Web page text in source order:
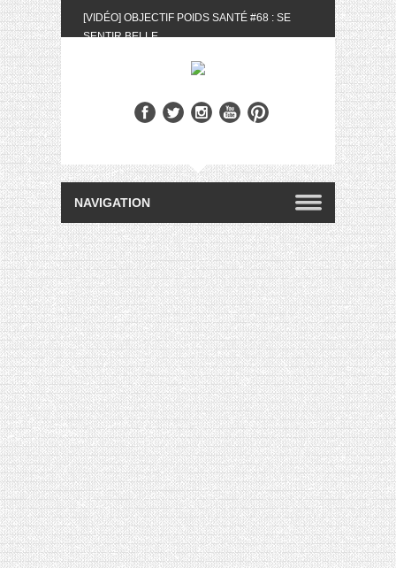
[VIDÉO] OBJECTIF POIDS SANTÉ #68 : SE
SENTIR BELLE
BIOTYFULL BOX DU MOIS DE MAI 2024 FEAT.
[VIDÉO] QUITOQUE #10 : MEAL PREP &
CONVIVIALITÉ
[VIDÉO] UNBOXING : LES MY LITTLE &
BIOTYFULL BOX DU MOIS D’AVRIL 2024
FEAT. AKILA
[VIDÉO] OBJECTIF POIDS SANTÉ #67 : L’AVIS
DES AUTRES, CE N’EST QUE LA VIE DES
AUTRES
[VIDÉO] UNBOXING : LES MY LITTLE &
BIOTYFULL BOX DES MOIS DE FÉVRIER ET
MARS 2024 FEAT. AKILA
[VIDÉO] LA SÉLECTION DU MOIS
#JANVIER2024
[VIDÉO] HELLOFRESH #34 : IDÉES
RECETTES RISOTTO